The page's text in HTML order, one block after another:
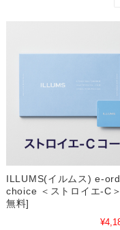
ILLUMS(イルムス) e-
choice ＜ストロイエ-C
無料]